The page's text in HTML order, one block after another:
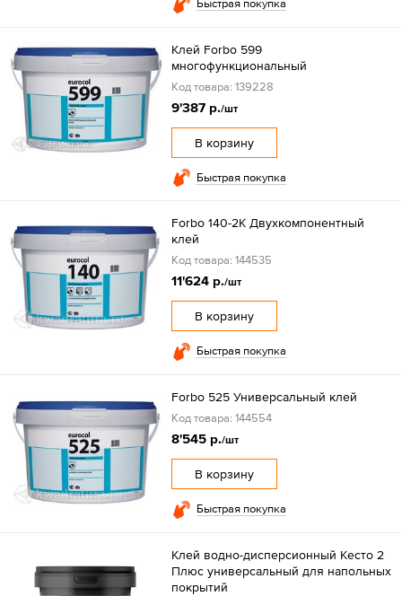
Быстрая покупка
Клей Forbo 599
многофункциональный
Код товара: 139228
9'387 р./шт
В корзину
Быстрая покупка
Forbo 140-2К Двухкомпонентный
клей
Код товара: 144535
11'624 р./шт
В корзину
Быстрая покупка
Forbo 525 Универсальный клей
Код товара: 144554
8'545 р./шт
В корзину
Быстрая покупка
Клей водно-дисперсионный Кесто 2
Плюс универсальный для напольных
покрытий